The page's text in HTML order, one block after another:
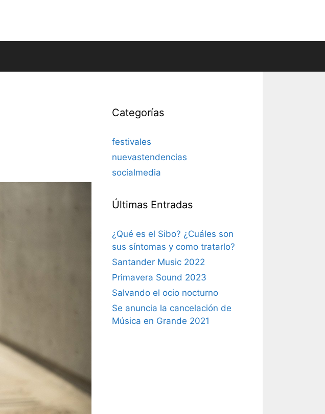
Categorías
festivales
nuevastendencias
socialmedia
Últimas Entradas
¿Qué es el Sibo? ¿Cuáles son
sus síntomas y como tratarlo?
Santander Music 2022
Primavera Sound 2023
Salvando el ocio nocturno
Se anuncia la cancelación de
Música en Grande 2021